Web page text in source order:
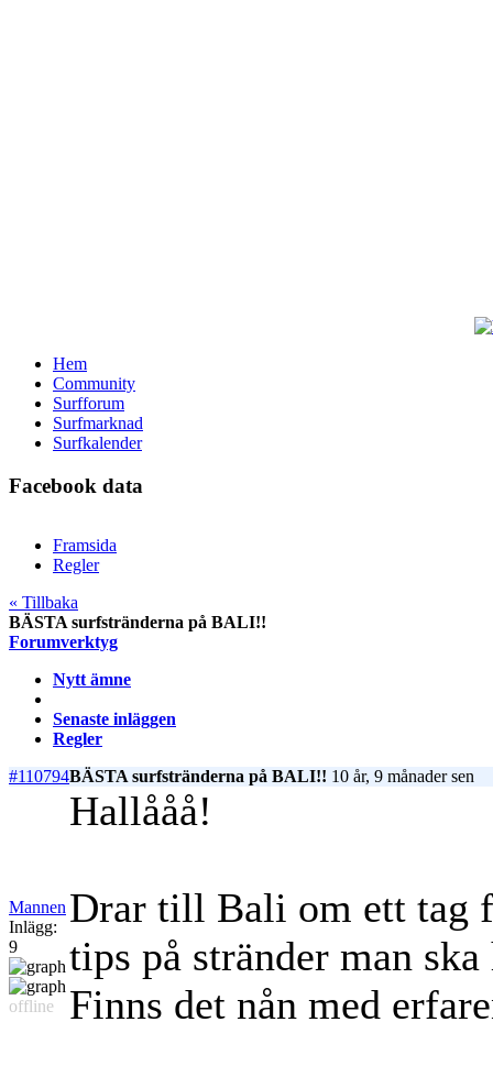
Hem
Community
Surfforum
Surfmarknad
Surfkalender
Facebook data
Framsida
Regler
« Tillbaka
BÄSTA surfstränderna på BALI!!
Forumverktyg
Nytt ämne
Senaste inläggen
Regler
#110794BÄSTA surfstränderna på BALI!! 10 år, 9 månader sen
Mannen
Inlägg:
9
offline
Hallååå!
Drar till Bali om ett tag
tips på stränder man
Finns det nån med